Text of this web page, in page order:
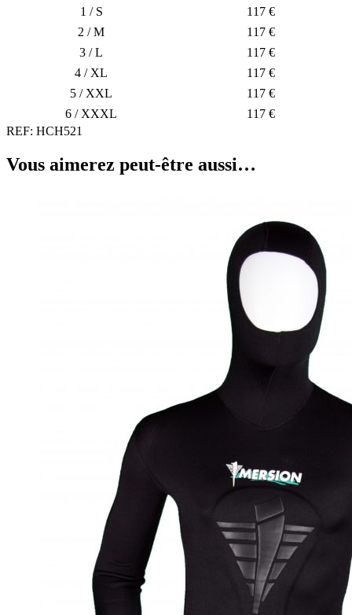
1 / S
117 €
2 / M
117 €
3 / L
117 €
4 / XL
117 €
5 / XXL
117 €
6 / XXXL
117 €
REF: HCH521
Vous aimerez peut-être aussi…